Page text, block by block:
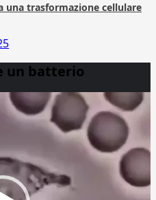
una trasformazione cellulare
un batterio